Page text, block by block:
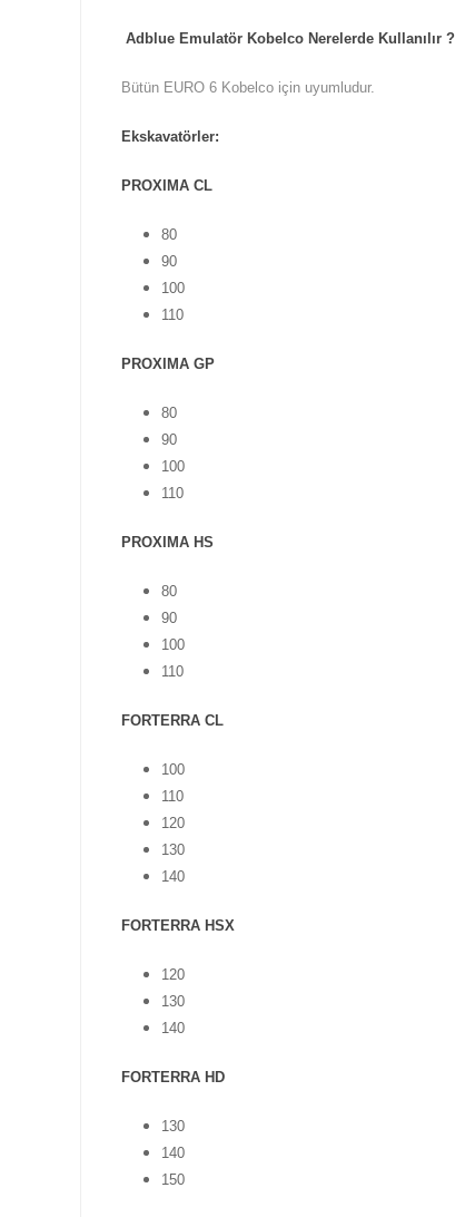
Adblue Emulatör Kobelco Nerelerde Kullanılır ?
Bütün EURO 6 Kobelco için uyumludur.
Ekskavatörler:
PROXIMA CL
80
90
100
110
PROXIMA GP
80
90
100
110
PROXIMA HS
80
90
100
110
FORTERRA CL
100
110
120
130
140
FORTERRA HSX
120
130
140
FORTERRA HD
130
140
150